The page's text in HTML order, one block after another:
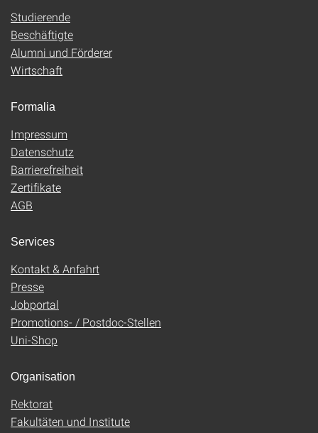
Studierende
Beschäftigte
Alumni und Förderer
Wirtschaft
Formalia
Impressum
Datenschutz
Barrierefreiheit
Zertifikate
AGB
Services
Kontakt & Anfahrt
Presse
Jobportal
Promotions- / Postdoc-Stellen
Uni-Shop
Organisation
Rektorat
Fakultäten und Institute